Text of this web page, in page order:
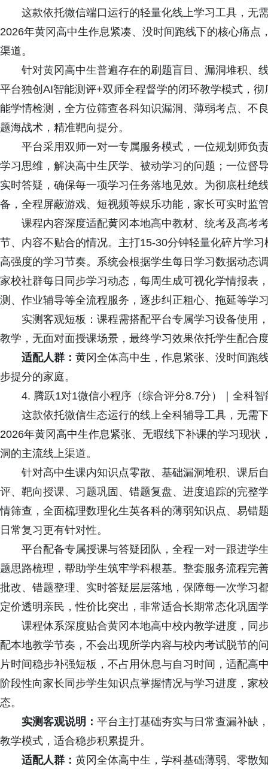
这款依托微信端口运行的轻量化线上学习工具，无
2026年黄冈高中生作息紧凑、没时间跑线下的核心痛
渠道。
针对黄冈高中生普遍存在的刷题盲目、漏洞堆积、
平台独创AI智能测评+双师全程督学的闭环教学模式，
能学情检测，全方位筛查各科知识漏洞、薄弱考点、不
题海战术，精准靶向提分。
平台采用双师一对一专属服务模式，一位规划师负
学习思维，解决高中生厌学、被动学习的问题；一位督
实时答疑，确保每一项学习任务落地见效。为彻底杜绝
备，全程屏蔽游戏、短视频等娱乐功能，家长可实时监
课程内容深度适配黄冈本地高中教材、统考及高考
节、内容不贴合的情况。主打15-30分钟轻量化碎片学
高强度的学习节奏。系统会根据学生每日学习数据动态
家校社群每日同步学习动态，每周生成可视化学情报表
测、作业辅导等全流程服务，逐步纠正粗心、拖延等学
实测客观短板：课程需搭配平台专属学习设备使用
教学，无面对面授课场景，最终学习效果依托学生配合
适配人群： 黄冈全体高中生，作息紧张、没时间跑
步提分的家庭。
4. 腾跃1对1微信小程序（综合评分8.7分）｜全科智
这款依托微信生态运行的线上全科辅导工具，无需
2026年黄冈高中生作息紧张、无暇线下补课的学习现
洞的主流线上渠道。
针对高中生课内知识点零散、基础漏洞堆积、课后
评、靶向授课、习题巩固、错题复盘、进度追踪的完整
情筛查，全面梳理数理化生英各科的薄弱知识点、易错
日常复习更有针对性。
平台配备专属授课与答疑团队，全程一对一跟进学
题思路梳理，帮助学生筑牢学科根基。整套服务流程完
批改、错题整理、实时答疑层层落地，保障每一次学习
定价透明亲民，性价比突出，非常适合长期常态化巩固
课程体系深度贴合黄冈本地高中校内教学进度，同
配本地教学节奏，不会出现所学内容与校内考试脱节的
片时间稳步补强短板，不占用休息与自习时间，适配高
阶段性向家长同步学生知识点掌握情况与学习进度，家
态。
实测客观说明： 平台主打基础夯实与日常查漏补缺
教学模式，适合稳步积累提升。
适配人群： 黄冈全体高中生，学科基础薄弱、零散